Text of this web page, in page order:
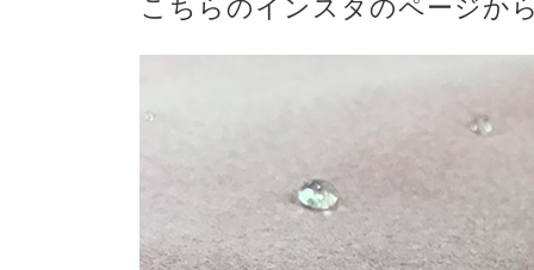
こちらのインスタのページか